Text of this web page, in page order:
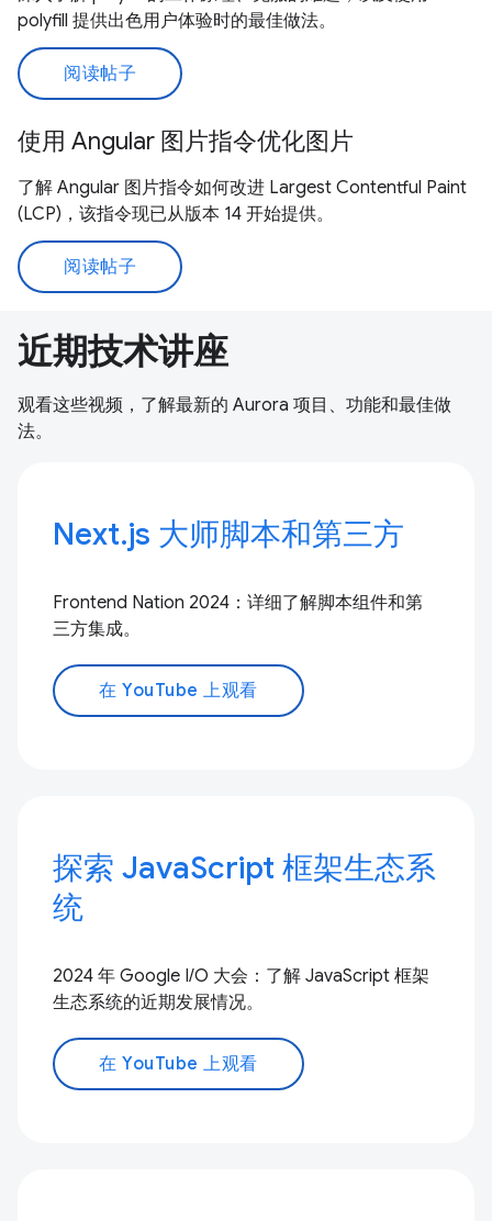
polyfill 提供出色用户体验时的最佳做法。
阅读帖子
使用 Angular 图片指令优化图片
了解 Angular 图片指令如何改进 Largest Contentful Paint
(LCP)，该指令现已从版本 14 开始提供。
阅读帖子
近期技术讲座
观看这些视频，了解最新的 Aurora 项目、功能和最佳做
法。
Next.js 大师脚本和第三方
Frontend Nation 2024：详细了解脚本组件和第
三方集成。
在 YouTube 上观看
探索 JavaScript 框架生态系
统
2024 年 Google I/O 大会：了解 JavaScript 框架
生态系统的近期发展情况。
在 YouTube 上观看